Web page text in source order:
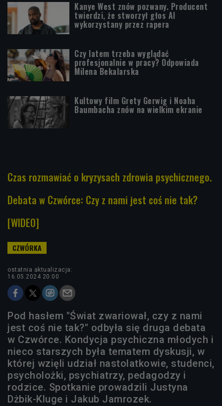
Kanye West znów pozwany. Producent
twierdzi, że stworzył głos AI
wykorzystany przez rapera
Czy latem trzeba wyglądać
profesjonalnie w pracy? Odpowiada
Milena Bekalarska
Kultowy film Grety Gerwig i Noaha
Baumbacha znów na wielkim ekranie
Czas rozmawiać o kryzysach zdrowia psychicznego.
Debata w Czwórce: Czy z nami jest coś nie tak?
[WIDEO]
ostatnia aktualizacja:
16.05.2024 20:00
Pod hasłem "Świat zwariował, czy z nami
jest coś nie tak?" odbyła się druga debata
w Czwórce. Kondycja psychiczna młodych i
nieco starszych była tematem dyskusji, w
której wzięli udział nastolatkowie, studenci,
psycholożki, psychiatrzy, pedagodzy i
rodzice. Spotkanie prowadzili Justyna
Dżbik-Kluge i Jakub Jamrozek.